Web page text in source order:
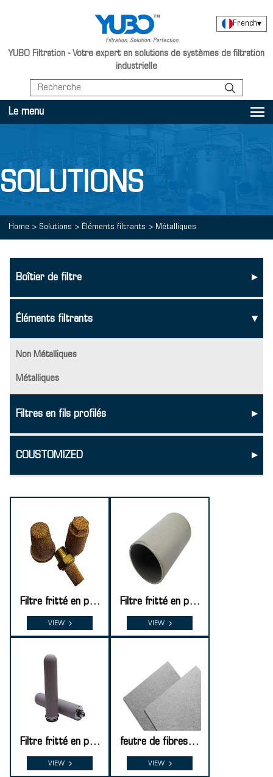
YUBO Filtration - Votre expert en solutions de systèmes de filtration
industrielle
French▾
Le menu
SOLUTIONS
Home > Solutions > Éléments filtrants > Métalliques
Boîtier de filtre ▸
Éléments filtrants ▸
Non Métalliques
Métalliques
Filtres en fils profilés ▸
COUSTOMIZED ▸
Filtre fritté en pou
dre de cuivre
VIEW
Filtre fritté en pou
dre de titane
VIEW
Filtre fritté en pou
dre d'acier inoxyda
ble
VIEW
feutre de fibres fri
ttées en acier inox
ydable
VIEW